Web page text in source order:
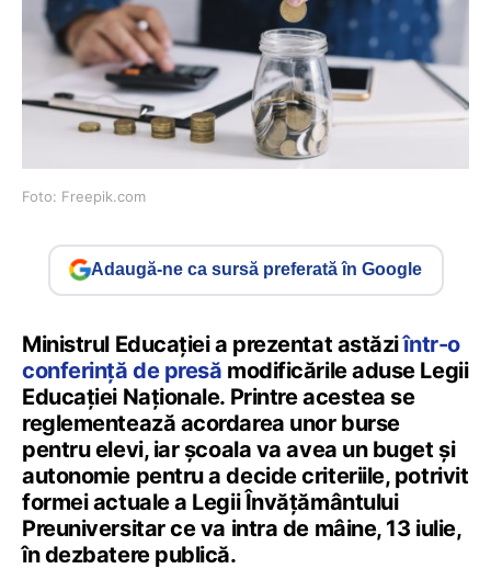
Foto: Freepik.com
Adaugă-ne ca sursă preferată în Google
Ministrul Educației a prezentat astăziîntr-o
conferință de presă modificările aduse Legii
Educației Naționale. Printre acestea se
reglementează acordarea unor burse
pentru elevi, iar școala va avea un buget și
autonomie pentru a decide criteriile, potrivit
formei actuale a Legii Învățământului
Preuniversitar ce va intra de mâine, 13 iulie,
în dezbatere publică.